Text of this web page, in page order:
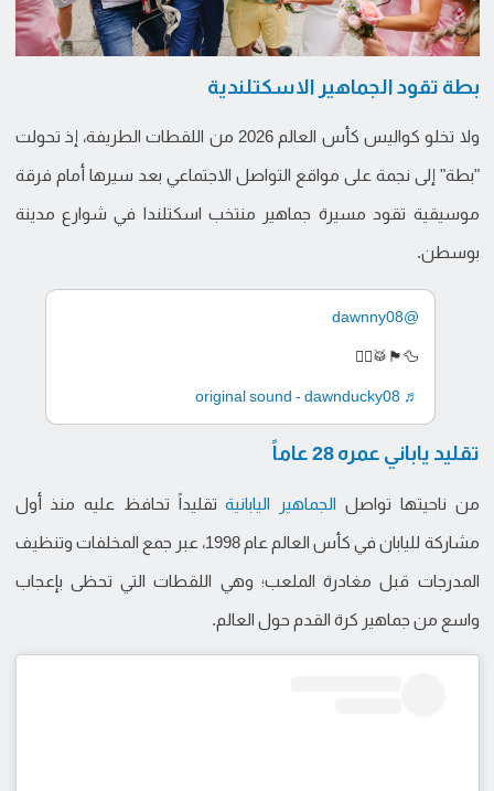
بطة تقود الجماهير الاسكتلندية
ولا تخلو كواليس كأس العالم 2026 من اللقطات الطريفة، إذ تحولت
"بطة" إلى نجمة على مواقع التواصل الاجتماعي بعد سيرها أمام فرقة
موسيقية تقود مسيرة جماهير منتخب اسكتلندا في شوارع مدينة
بوسطن.
@dawnny08
🦆🏴󠁧󠁢󠁳󠁣󠁴󠁿🥁👮‍♂️
♬ original sound - dawnducky08
تقليد ياباني عمره 28 عاماً
من ناحيتها تواصل الجماهير اليابانيةتقليداً تحافظ عليه منذ أول
مشاركة لليابان في كأس العالم عام 1998، عبر جمع المخلفات وتنظيف
المدرجات قبل مغادرة الملعب؛ وهي اللقطات التي تحظى بإعجاب
واسع من جماهير كرة القدم حول العالم.